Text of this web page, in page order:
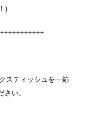
)
スティッシュを一箱
い。